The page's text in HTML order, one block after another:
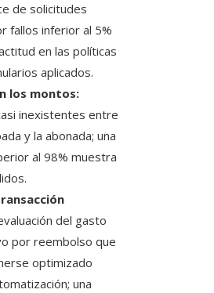
de solicitudes
fallos inferior al 5%
en las políticas
aplicados.
los montos:
inexistentes entre
y la abonada; una
al 98% muestra
del gasto
por reembolso que
optimizado
una